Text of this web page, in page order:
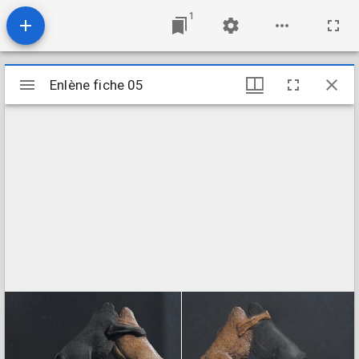
1
Visualiseur
Mirador
Enlène fiche 05
Enlène fiche 05